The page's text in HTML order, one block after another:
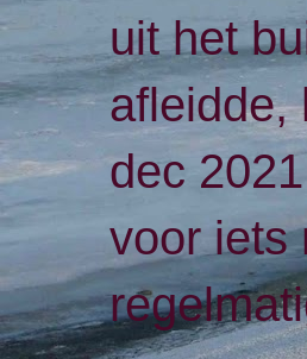
uit het
afleidde,
dec
voor iets